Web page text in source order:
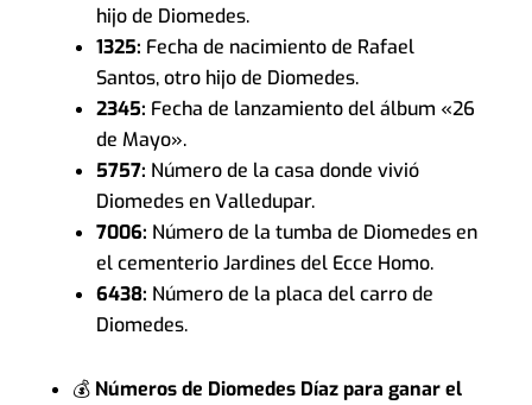
hijo de Diomedes.
1325: Fecha de nacimiento de Rafael
Santos, otro hijo de Diomedes.
2345: Fecha de lanzamiento del álbum «26
de Mayo».
5757: Número de la casa donde vivió
Diomedes en Valledupar.
7006: Número de la tumba de Diomedes en
el cementerio Jardines del Ecce Homo.
6438: Número de la placa del carro de
Diomedes.
💰 Números de Diomedes Díaz para ganar el